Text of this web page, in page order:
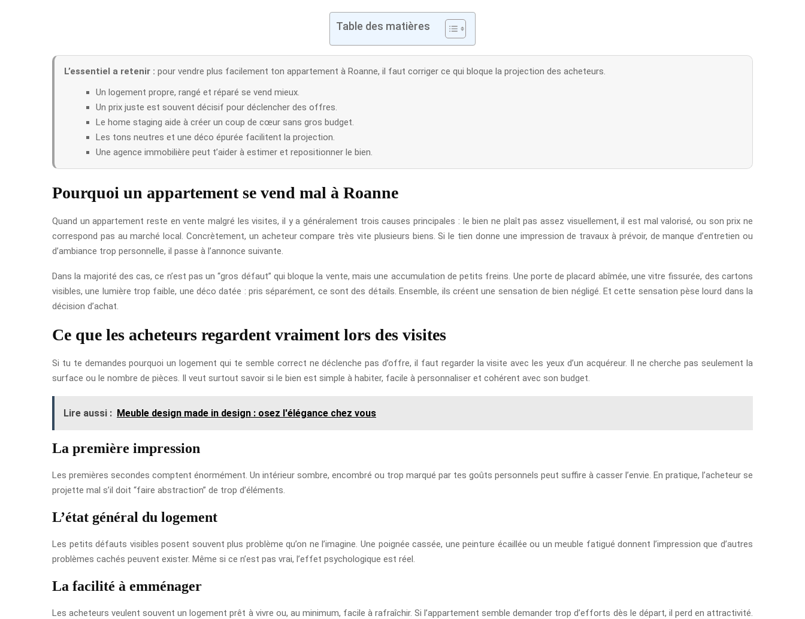
Table des matières
L’essentiel a retenir : pour vendre plus facilement ton appartement à Roanne, il faut corriger ce qui bloque la projection des acheteurs.
Un logement propre, rangé et réparé se vend mieux.
Un prix juste est souvent décisif pour déclencher des offres.
Le home staging aide à créer un coup de cœur sans gros budget.
Les tons neutres et une déco épurée facilitent la projection.
Une agence immobilière peut t’aider à estimer et repositionner le bien.
Pourquoi un appartement se vend mal à Roanne
Quand un appartement reste en vente malgré les visites, il y a généralement trois causes principales : le bien ne plaît pas assez visuellement, il est mal valorisé, ou son prix ne
correspond pas au marché local. Concrètement, un acheteur compare très vite plusieurs biens. Si le tien donne une impression de travaux à prévoir, de manque d’entretien ou
d’ambiance trop personnelle, il passe à l’annonce suivante.
Dans la majorité des cas, ce n’est pas un “gros défaut” qui bloque la vente, mais une accumulation de petits freins. Une porte de placard abîmée, une vitre fissurée, des cartons
visibles, une lumière trop faible, une déco datée : pris séparément, ce sont des détails. Ensemble, ils créent une sensation de bien négligé. Et cette sensation pèse lourd dans la
décision d’achat.
Ce que les acheteurs regardent vraiment lors des visites
Si tu te demandes pourquoi un logement qui te semble correct ne déclenche pas d’offre, il faut regarder la visite avec les yeux d’un acquéreur. Il ne cherche pas seulement la
surface ou le nombre de pièces. Il veut surtout savoir si le bien est simple à habiter, facile à personnaliser et cohérent avec son budget.
Lire aussi : Meuble design made in design : osez l'élégance chez vous
La première impression
Les premières secondes comptent énormément. Un intérieur sombre, encombré ou trop marqué par tes goûts personnels peut suffire à casser l’envie. En pratique, l’acheteur se
projette mal s’il doit “faire abstraction” de trop d’éléments.
L’état général du logement
Les petits défauts visibles posent souvent plus problème qu’on ne l’imagine. Une poignée cassée, une peinture écaillée ou un meuble fatigué donnent l’impression que d’autres
problèmes cachés peuvent exister. Même si ce n’est pas vrai, l’effet psychologique est réel.
La facilité à emménager
Les acheteurs veulent souvent un logement prêt à vivre ou, au minimum, facile à rafraîchir. Si l’appartement semble demander trop d’efforts dès le départ, il perd en attractivité.